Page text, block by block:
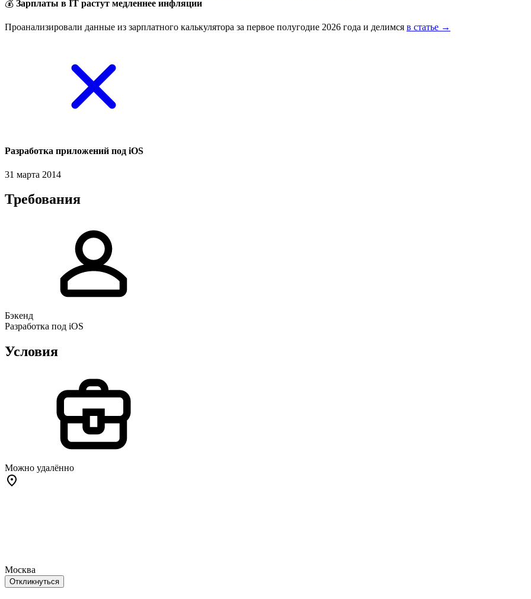
💰 Зарплаты в IT растут медленнее инфляции
Проанализировали данные из зарплатного калькулятора за первое полугодие 2026 года и делимся в статье →
Разработка приложений под iOS
31 марта 2014
Требования
Бэкенд
Разработка под iOS
Условия
Можно удалённо
Москва
Откликнуться